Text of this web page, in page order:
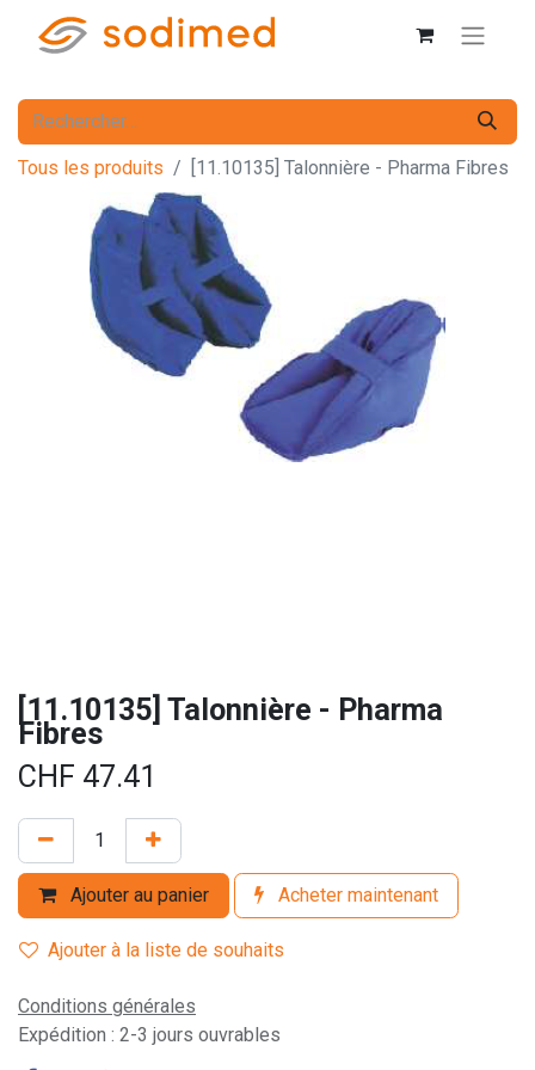
Tous les produits [11.10135] Talonnière - Pharma Fibres
[11.10135] Talonnière - Pharma
Fibres
CHF 47.41
Ajouter au panier Acheter maintenant
Ajouter à la liste de souhaits
Conditions générales
Expédition : 2-3 jours ouvrables